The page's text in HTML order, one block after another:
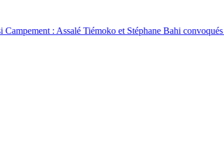
: Assalé Tiémoko et Stéphane Bahi convoqués à la police●